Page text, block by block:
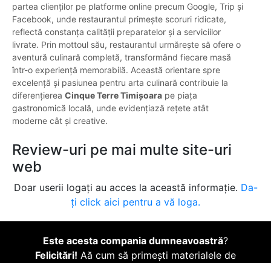
partea clienților pe platforme online precum Google, Trip și
Facebook, unde restaurantul primește scoruri ridicate,
reflectă constanța calității preparatelor și a serviciilor
livrate. Prin mottoul său, restaurantul urmărește să ofere o
aventură culinară completă, transformând fiecare masă
într-o experiență memorabilă. Această orientare spre
excelență și pasiunea pentru arta culinară contribuie la
diferențierea Cinque Terre Timișoara pe piața
gastronomică locală, unde evidențiază rețete atât
moderne cât și creative.
Review-uri pe mai multe site-uri
web
Doar userii logați au acces la această informație. Da-
ți click aici pentru a vă loga.
Este acesta compania dumneavoastră?
Felicitări! Aă cum să primești materialele de